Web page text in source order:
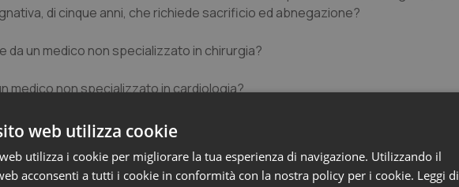
di cinque anni, che richiede sacrificio ed abnegazione?
un medico non specializzato in chirurgia?
medico non specializzato in cardiologia?
differente?
che non hanno avuto negli anni la possibilità di formarsi: anche loro sono
web utilizza cookie
utilizza i cookie per migliorare la tua esperienza di navigazione. Utilizzando il
acconsenti a tutti i cookie in conformità con la nostra policy per i cookie. Leggi di